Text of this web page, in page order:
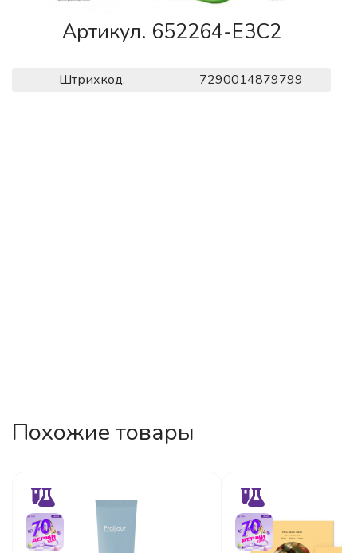
Артикул. 652264-E3C2
Штрихкод. 7290014879799
Похожие товары